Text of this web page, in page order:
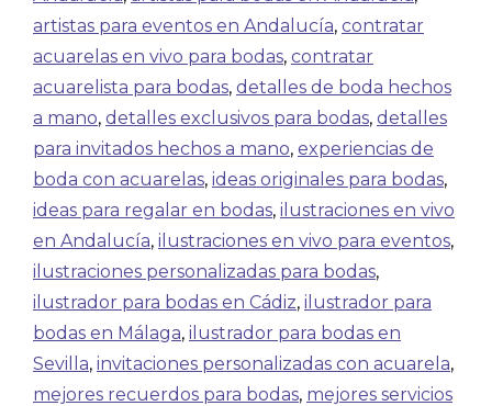
artistas para eventos en Andalucía, contratar
acuarelas en vivo para bodas, contratar
acuarelista para bodas, detalles de boda hechos
a mano, detalles exclusivos para bodas, detalles
para invitados hechos a mano, experiencias de
boda con acuarelas, ideas originales para bodas,
ideas para regalar en bodas, ilustraciones en vivo
en Andalucía, ilustraciones en vivo para eventos,
ilustraciones personalizadas para bodas,
ilustrador para bodas en Cádiz, ilustrador para
bodas en Málaga, ilustrador para bodas en
Sevilla, invitaciones personalizadas con acuarela,
mejores recuerdos para bodas, mejores servicios